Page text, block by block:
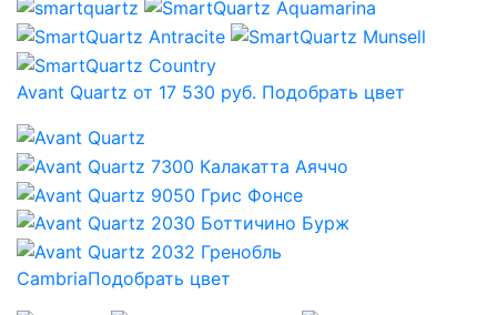
Avant Quartz от 17 530 руб. Подобрать цвет
CambriaПодобрать цвет